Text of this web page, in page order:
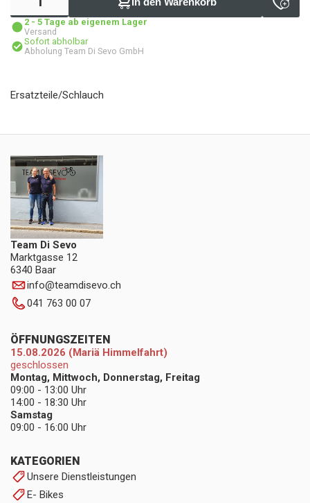
2 - 5 Tage ab eigenem Lager
Versand
Sofort abholbar
Abholung Team Di Sevo GmbH
Ersatzteile/Schlauch
Team Di Sevo
Marktgasse 12
6340 Baar
info@teamdisevo.ch
041 763 00 07
KATEGORIEN
Unsere Dienstleistungen
E- Bikes
ÖFFNUNGSZEITEN
15.08.2026 (Mariä Himmelfahrt)
geschlossen
Montag, Mittwoch, Donnerstag, Freitag
09:00 - 13:00 Uhr
14:00 - 18:30 Uhr
Samstag
09:00 - 16:00 Uhr